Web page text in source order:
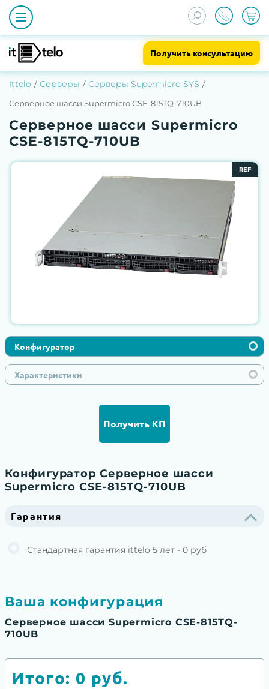
Получить консультацию
Ittelo Серверы Серверы Supermicro SYS
Серверное шасси Supermicro CSE-815TQ-710UB
Серверное шасси Supermicro
CSE-815TQ-710UB
REF
Конфигуратор
Характеристики
Получить КП
Конфигуратор Серверное шасси
Supermicro CSE-815TQ-710UB
Гарантия
Стандартная гарантия ittelo 5 лет - 0 руб
Ваша конфигурация
Серверное шасси Supermicro CSE-815TQ-
710UB
Итого: 0 руб.